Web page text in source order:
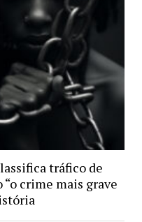
tráfico de
“o crime mais grave